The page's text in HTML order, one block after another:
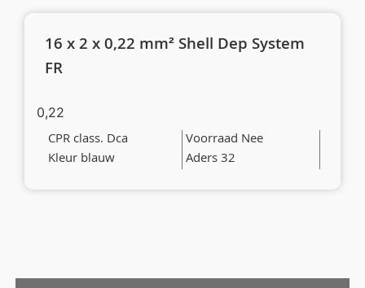
16 x 2 x 0,22 mm² Shell Dep System
FR
0,22
CPR class. Dca
Voorraad Nee
Kleur blauw
Aders 32